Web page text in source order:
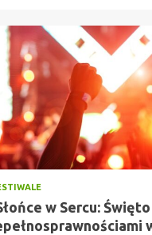
w Sercu: